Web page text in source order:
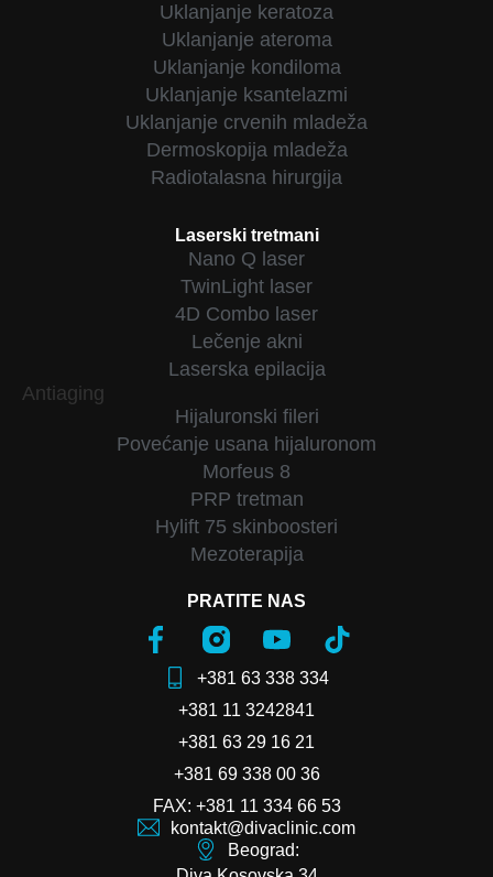
Uklanjanje keratoza
Uklanjanje ateroma
Uklanjanje kondiloma
Uklanjanje ksantelazmi
Uklanjanje crvenih mladeža
Dermoskopija mladeža
Radiotalasna hirurgija
Laserski tretmani
Nano Q laser
TwinLight laser
4D Combo laser
Lečenje akni
Laserska epilacija
Antiaging
Hijaluronski fileri
Povećanje usana hijaluronom
Morfeus 8
PRP tretman
Hylift 75 skinboosteri
Mezoterapija
PRATITE NAS
+381 63 338 334
+381 11 3242841
+381 63 29 16 21
+381 69 338 00 36
FAX: +381 11 334 66 53
kontakt@divaclinic.com
Beograd: